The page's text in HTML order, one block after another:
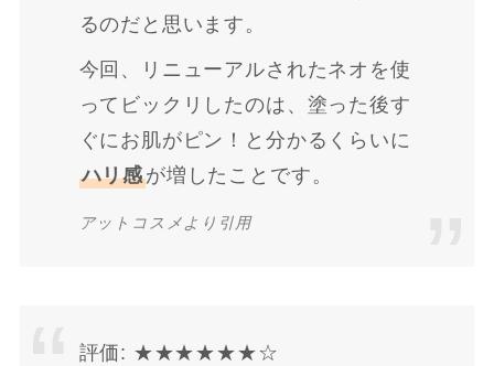
るのだと思います。
今回、リニューアルされたネオを使
ってビックリしたのは、塗った後す
ぐにお肌がピン！と分かるくらいに
ハリ感が増したことです。
アットコスメより引用
評価: ★★★★★★☆